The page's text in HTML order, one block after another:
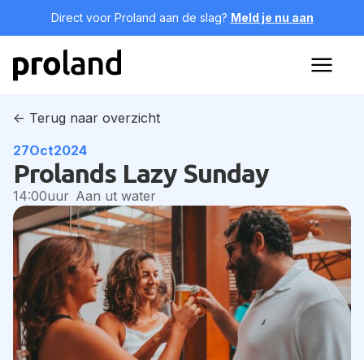
Direct voor Proland aan de slag? Meld je nu aan
<- Terug naar overzicht
27Oct2024
Prolands Lazy Sunday
14:00uur Aan ut water